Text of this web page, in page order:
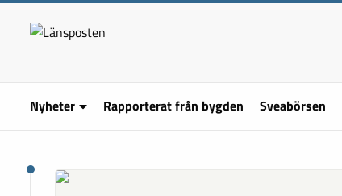
Nyheter Rapporterat från bygden Sveabörsen